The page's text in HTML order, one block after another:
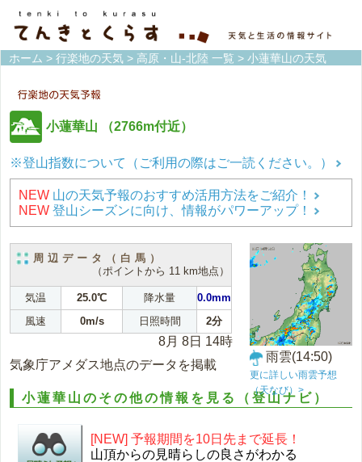
ホーム > 行楽地の天気 > 高原・山-北陸 一覧 > 小蓮華山の天気
小蓮華山 （2766m付近）
※登山指数について（ご利用の際はご一読ください。）
NEW 山の天気予報のおすすめ活用方法をご紹介！
NEW 登山シーズンに向け、情報がパワーアップ！
周辺データ（白馬）
（ポイントから 11 km地点）
気温 25.0℃ 降水量
0.0mm
風速
0m/s 日照時間 2分
8月 8日 14時
気象庁アメダス地点のデータを掲載
雨雲(14:50)
更に詳しい雨雲予想
（天なび）>
小蓮華山のその他の情報を見る（登山ナビ）
[NEW] 予報期間を10日先まで延長！
山頂からの見晴らしの良さがわかる